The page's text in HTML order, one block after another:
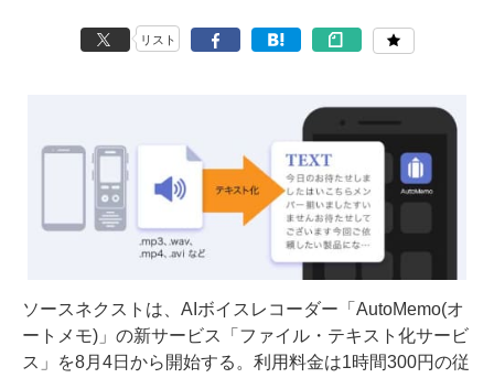
リスト
ソースネクストは、AIボイスレコーダー「AutoMemo(オ
ートメモ)」の新サービス「ファイル・テキスト化サービ
ス」を8月4日から開始する。利用料金は1時間300円の従